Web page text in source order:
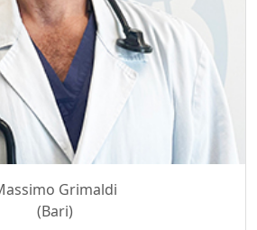
Grimaldi
(Bari)